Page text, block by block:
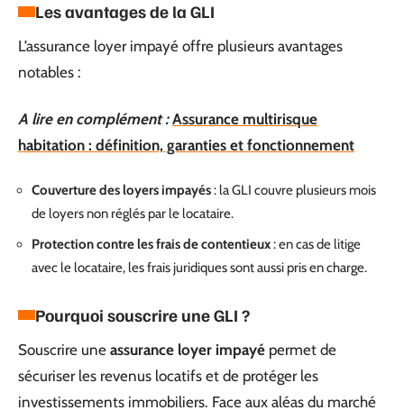
Les avantages de la GLI
L’assurance loyer impayé offre plusieurs avantages
notables :
A lire en complément : Assurance multirisque
habitation : définition, garanties et fonctionnement
Couverture des loyers impayés: la GLI couvre plusieurs mois
de loyers non réglés par le locataire.
Protection contre les frais de contentieux: en cas de litige
avec le locataire, les frais juridiques sont aussi pris en charge.
Pourquoi souscrire une GLI ?
Souscrire une assurance loyer impayé permet de
sécuriser les revenus locatifs et de protéger les
investissements immobiliers. Face aux aléas du marché